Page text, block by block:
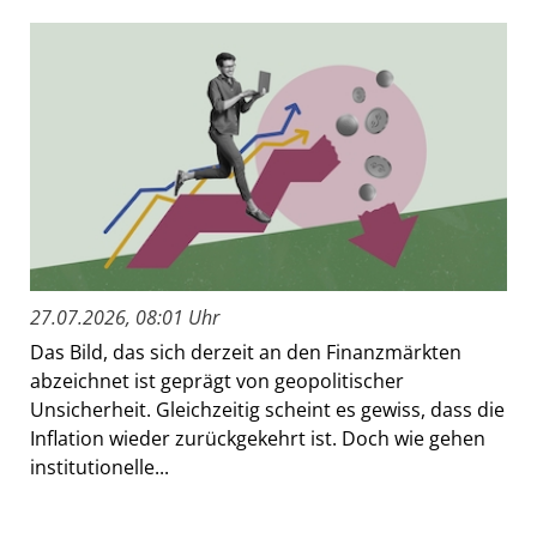
27.07.2026, 08:01 Uhr
Das Bild, das sich derzeit an den Finanzmärkten
abzeichnet ist geprägt von geopolitischer
Unsicherheit. Gleichzeitig scheint es gewiss, dass die
Inflation wieder zurückgekehrt ist. Doch wie gehen
institutionelle...